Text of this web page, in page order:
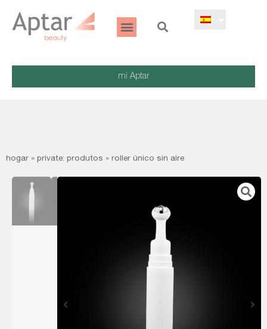
mi Aptar
hogar » private: produtos » roller único sin aire